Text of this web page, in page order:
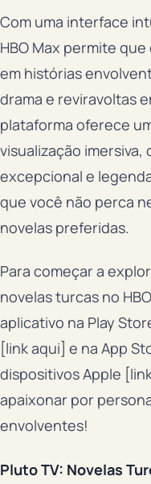
Com uma interface
HBO Max permite
em histórias
drama e reviravoltas
plataforma oferece
visualização imersiva,
excepcional e
que você não perca
novelas preferidas.
Para começar a
novelas turcas no
aplicativo na Play
[link aqui] e na App
dispositivos Apple
apaixonar por
envolventes!
Pluto TV: Novelas